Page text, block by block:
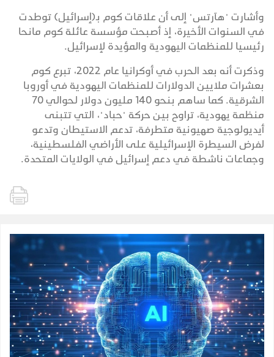
وأشارت "هآرتس" إلى أن علاقات كوم بـ(إسرائيل) توطدت
في السنوات الأخيرة، إذ أصبحت مؤسسة عائلة كوم مانحا
رئيسيا للمنظمات اليهودية والمؤيدة لإسرائيل.
وذكرت أنه بعد الحرب في أوكرانيا عام 2022، تبرع كوم
بعشرات ملايين الدولارات للمنظمات اليهودية في أوروبا
الشرقية. كما ساهم بنحو 140 مليون دولار لحوالي 70
منظمة يهودية، تراوح بين حركة "حباد"، التي تتبنى
أيديولوجية صهيونية متطرفة، تدعم الاستيطان وتدعو
لفرض السيطرة الإسرائيلية على الأراضي الفلسطينية،
وجماعات ناشطة في دعم إسرائيل في الولايات المتحدة.​​​​​​​​​​​​​​